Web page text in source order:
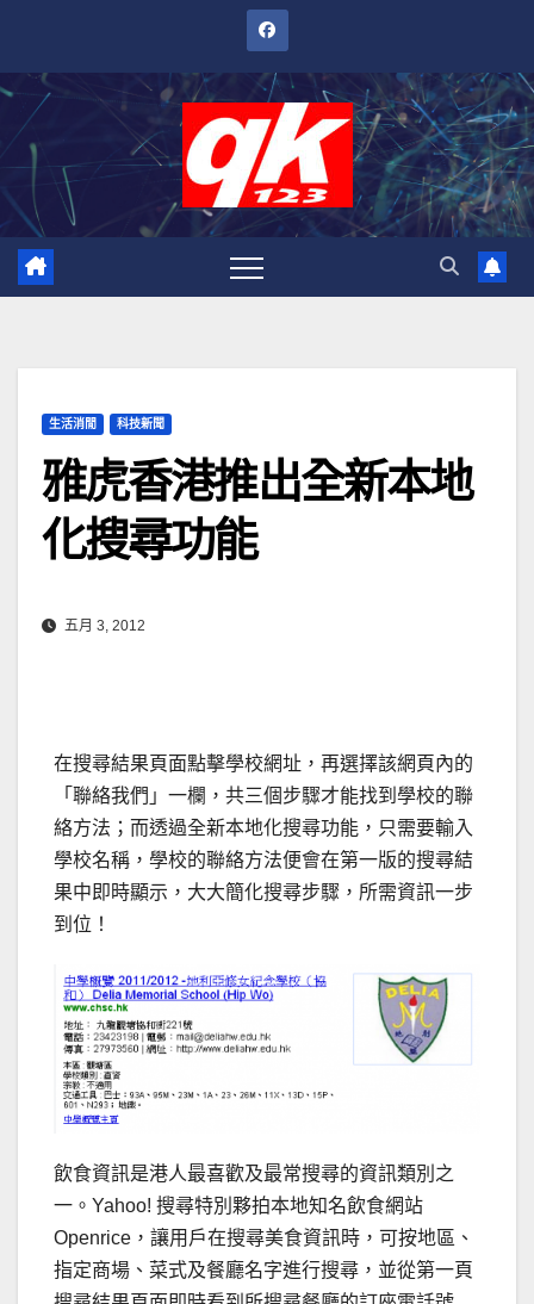
內
生活消閒 科技新聞
雅虎香港推出全新本地
化搜尋功能
五月 3, 2012
在搜尋結果頁面點擊學校網址，再選擇該網頁內的
「聯絡我們」一欄，共三個步驟才能找到學校的聯
絡方法；而透過全新本地化搜尋功能，只需要輸入
學校名稱，學校的聯絡方法便會在第一版的搜尋結
果中即時顯示，大大簡化搜尋步驟，所需資訊一步
到位！
飲食資訊是港人最喜歡及最常搜尋的資訊類別之
一。Yahoo! 搜尋特別夥拍本地知名飲食網站
Openrice，讓用戶在搜尋美食資訊時，可按地區、
指定商場、菜式及餐廳名字進行搜尋，並從第一頁